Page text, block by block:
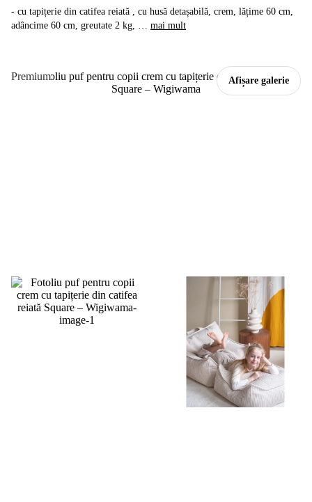
Afișare galerie
Premium
- cu tapițerie din catifea reiată , cu husă detașabilă, crem, lățime 60 cm,
adâncime 60 cm, greutate 2 kg, … mai mult